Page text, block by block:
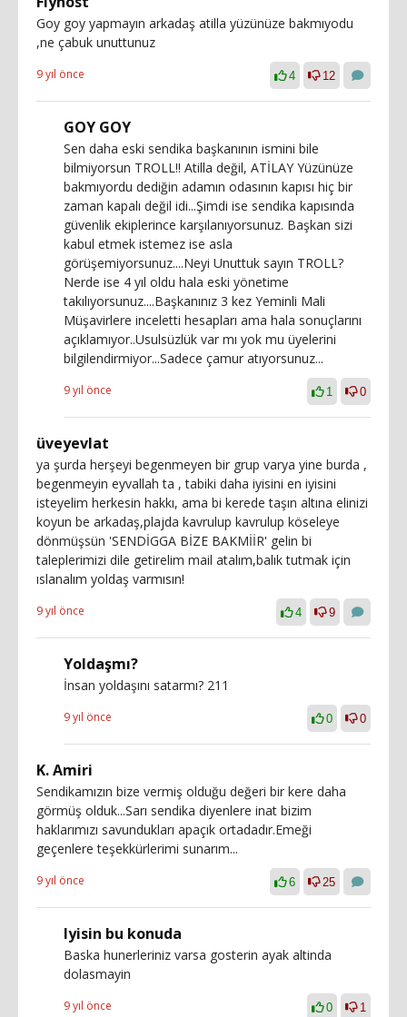
Goy goy yapmayın arkadaş atilla yüzünüze bakmıyodu
,ne çabuk unuttunuz
9 yıl önce 4 12
GOY GOY
Sen daha eski sendika başkanının ismini bile
bilmiyorsun TROLL!! Atilla değil, ATİLAY Yüzünüze
bakmıyordu dediğin adamın odasının kapısı hiç bir
zaman kapalı değil idi...Şimdi ise sendika kapısında
güvenlik ekiplerince karşılanıyorsunuz. Başkan sizi
kabul etmek istemez ise asla
görüşemiyorsunuz....Neyi Unuttuk sayın TROLL?
Nerde ise 4 yıl oldu hala eski yönetime
takılıyorsunuz....Başkanınız 3 kez Yeminli Mali
Müşavirlere inceletti hesapları ama hala sonuçlarını
açıklamıyor..Usulsüzlük var mı yok mu üyelerini
bilgilendirmiyor...Sadece çamur atıyorsunuz...
9 yıl önce 1 0
üveyevlat
ya şurda herşeyi begenmeyen bir grup varya yine burda ,
begenmeyin eyvallah ta , tabiki daha iyisini en iyisini
isteyelim herkesin hakkı, ama bi kerede taşın altına elinizi
koyun be arkadaş,plajda kavrulup kavrulup köseleye
dönmüşsün 'SENDİGGA BİZE BAKMİİR' gelin bi
taleplerimizi dile getirelim mail atalım,balık tutmak için
ıslanalım yoldaş varmısın!
9 yıl önce 4 9
Yoldaşmı?
İnsan yoldaşını satarmı? 211
9 yıl önce 0 0
K. Amiri
Sendikamızın bize vermiş olduğu değeri bir kere daha
görmüş olduk...Sarı sendika diyenlere inat bizim
haklarımızı savundukları apaçık ortadadır.Emeği
geçenlere teşekkürlerimi sunarım...
9 yıl önce 6 25
Iyisin bu konuda
Baska hunerleriniz varsa gosterin ayak altinda
dolasmayin
9 yıl önce 0 1